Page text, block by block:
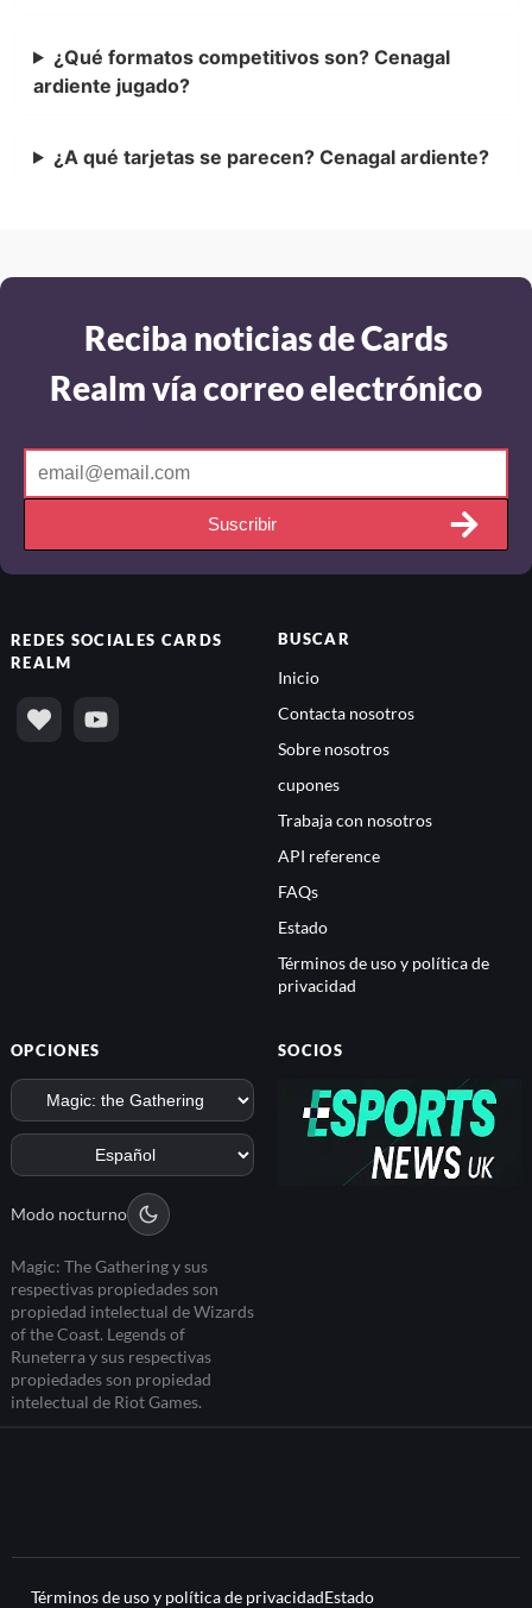
¿Qué formatos competitivos son? Cenagal
ardiente jugado?
¿A qué tarjetas se parecen? Cenagal ardiente?
Reciba noticias de Cards
Realm vía correo electrónico
Suscribir
REDES SOCIALES CARDS
REALM
BUSCAR
Inicio
Contacta nosotros
Sobre nosotros
cupones
Trabaja con nosotros
API reference
FAQs
Estado
Términos de uso y política de
privacidad
OPCIONES
Modo nocturno
Magic: The Gathering y sus
respectivas propiedades son
propiedad intelectual de Wizards
of the Coast. Legends of
Runeterra y sus respectivas
propiedades son propiedad
intelectual de Riot Games.
SOCIOS
Términos de uso y política de privacidadEstado